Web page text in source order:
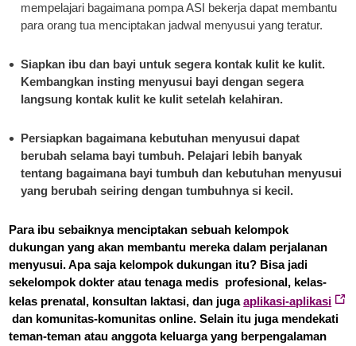
mempelajari bagaimana pompa ASI bekerja dapat membantu
para orang tua menciptakan jadwal menyusui yang teratur.
Siapkan ibu dan bayi untuk segera kontak kulit ke kulit.
Kembangkan insting menyusui bayi dengan segera
langsung kontak kulit ke kulit setelah kelahiran.
Persiapkan bagaimana kebutuhan menyusui dapat
berubah selama bayi tumbuh. Pelajari lebih banyak
tentang bagaimana bayi tumbuh dan kebutuhan menyusui
yang berubah seiring dengan tumbuhnya si kecil.
Para ibu sebaiknya menciptakan sebuah kelompok
dukungan yang akan membantu mereka dalam perjalanan
menyusui. Apa saja kelompok dukungan itu? Bisa jadi
sekelompok dokter atau tenaga medis profesional, kelas-
kelas prenatal, konsultan laktasi, dan jugaaplikasi-aplikasi
dan komunitas-komunitas online. Selain itu juga mendekati
teman-teman atau anggota keluarga yang berpengalaman